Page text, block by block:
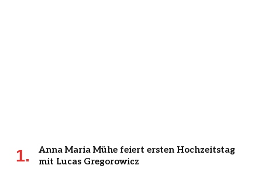
Anna Maria Mühe feiert ersten Hochzeitstag
mit Lucas Gregorowicz